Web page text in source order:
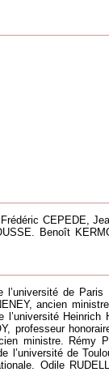
CEPEDE,
Benoît
de Paris
ancien
Heinrich
professeur
ministre. Rémy
l’université de
Odile